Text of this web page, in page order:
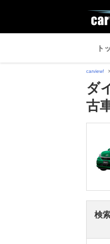
ト
carview!
ダ
古
検